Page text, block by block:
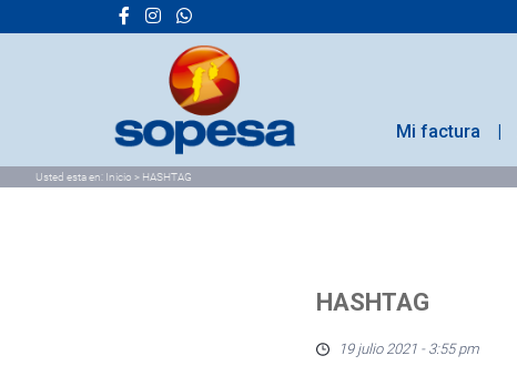
Mi factura
Usted esta en: Inicio > HASHTAG
HASHTAG
19 julio 2021 - 3:55 pm